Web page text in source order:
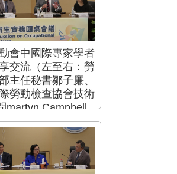
會中國際專家學者
交流（左至右：勞
主任秘書鄒子廉、
勞動檢查協會技術
martyn Campbell、
dekra公司資深副總
裁mei-Li Lin）